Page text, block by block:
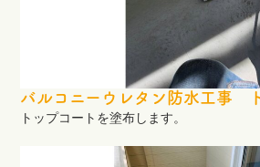
バルコニーウレタン防水工事
トップコートを塗布します。